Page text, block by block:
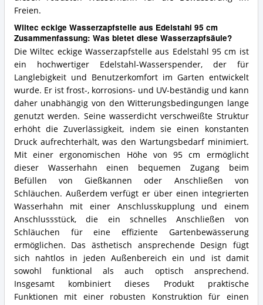
Freien.
Wiltec eckige Wasserzapfstelle aus Edelstahl 95 cm
Zusammenfassung: Was bietet diese Wasserzapfsäule?
Die Wiltec eckige Wasserzapfstelle aus Edelstahl 95 cm ist
ein hochwertiger Edelstahl-Wasserspender, der für
Langlebigkeit und Benutzerkomfort im Garten entwickelt
wurde. Er ist frost-, korrosions- und UV-beständig und kann
daher unabhängig von den Witterungsbedingungen lange
genutzt werden. Seine wasserdicht verschweißte Struktur
erhöht die Zuverlässigkeit, indem sie einen konstanten
Druck aufrechterhält, was den Wartungsbedarf minimiert.
Mit einer ergonomischen Höhe von 95 cm ermöglicht
dieser Wasserhahn einen bequemen Zugang beim
Befüllen von Gießkannen oder Anschließen von
Schläuchen. Außerdem verfügt er über einen integrierten
Wasserhahn mit einer Anschlusskupplung und einem
Anschlussstück, die ein schnelles Anschließen von
Schläuchen für eine effiziente Gartenbewässerung
ermöglichen. Das ästhetisch ansprechende Design fügt
sich nahtlos in jeden Außenbereich ein und ist damit
sowohl funktional als auch optisch ansprechend.
Insgesamt kombiniert dieses Produkt praktische
Funktionen mit einer robusten Konstruktion für einen